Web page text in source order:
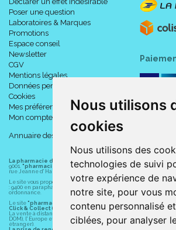
Nous utilisons
cookies
Nous utilisons des
technologies de suivi
votre expérience de
notre site, pour vous
contenu personnalisé
ciblées, pour analyser
Poser une question
Laboratoires & Marques
Promotions
Espace conseil
Newsletter
CGV
Mentions légales
Données personnelles
Cookies
Mes préférences Cookies
Mon compte
Annuaire des pharmacies
La pharmacie du centre à Albert (80300) est une pharmacie
9001. "pharmacie-du-centre-albert.fr "est le site internet de l
rue Jeanne d' Harcourt, 80300 Albert.
Le site vous propose un large choix de plus de 11000 références,
: 9400 en parapharmacie, animaux, orthopédie, matériel médical.
ordonnance.
Le site "pharmacie-du-centre-albert.fr" vous propose les
Click & Collect (retrait gratuit dans la pharmacie).
La vente à distance chez vous et/ou chez un commerçant sur la
DOM), l' Europe et le monde entier (livraison assuré par
étranger).